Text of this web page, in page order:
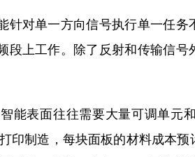
对单一方向信号执行单一任务
段上工作。除了反射和传输信
表面往往需要大量可调单元
印制造，每块面板的材料成本